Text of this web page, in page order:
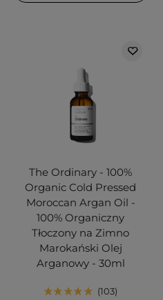
The Ordinary - 100%
Organic Cold Pressed
Moroccan Argan Oil -
100% Organiczny
Tłoczony na Zimno
Marokański Olej
Arganowy - 30ml
103